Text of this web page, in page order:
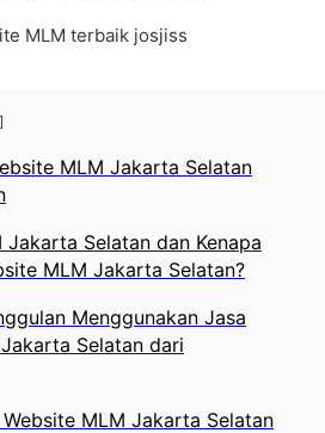
MLM Jakarta Selatan
Jakarta Selatan dan Kenapa
MLM Jakarta Selatan?
Menggunakan Jasa
Selatan dari
MLM Jakarta Selatan